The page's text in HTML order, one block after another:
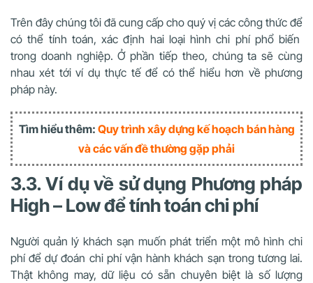
Trên đây chúng tôi đã cung cấp cho quý vị các công thức để
có thể tính toán, xác định hai loại hình chi phí phổ biến
trong doanh nghiệp. Ở phần tiếp theo, chúng ta sẽ cùng
nhau xét tới ví dụ thực tế để có thể hiểu hơn về phương
pháp này.
Tìm hiểu thêm: Quy trình xây dựng kế hoạch bán hàng
và các vấn đề thường gặp phải
3.3. Ví dụ về sử dụng Phương pháp
High – Low để tính toán chi phí
Người quản lý khách sạn muốn phát triển một mô hình chi
phí để dự đoán chi phí vận hành khách sạn trong tương lai.
Thật không may, dữ liệu có sẵn chuyên biệt là số lượng